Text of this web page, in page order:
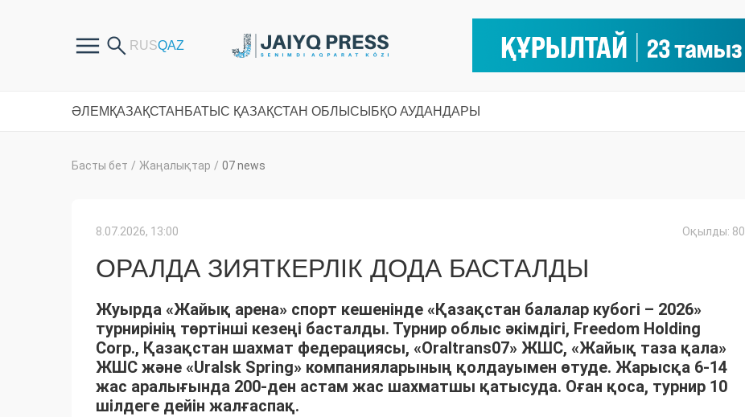
ӘЛЕМ ҚАЗАҚСТАН БАТЫС ҚАЗАҚСТАН ОБЛЫСЫ БҚО АУДАНДАРЫ
Басты бет / Жаңалықтар / 07 news
8.07.2026, 13:00 Оқылды: 80
ОРАЛДА ЗИЯТКЕРЛІК ДОДА БАСТАЛДЫ
Жуырда «Жайық арена» спорт кешенінде «Қазақстан балалар кубогі – 2026»
турнирінің төртінші кезеңі басталды. Турнир облыс әкімдігі, Freedom Holding
Corp., Қазақстан шахмат федерациясы, «Oraltrans07» ЖШС, «Жайық таза қала»
ЖШС және «Uralsk Spring» компанияларының қолдауымен өтуде. Жарысқа 6-14
жас аралығында 200-ден астам жас шахматшы қатысуда. Оған қоса, турнир 10
шілдеге дейін жалғаспақ.